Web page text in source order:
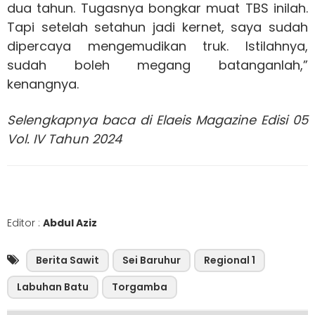
dua tahun. Tugasnya bongkar muat TBS inilah.
Tapi setelah setahun jadi kernet, saya sudah
dipercaya mengemudikan truk. Istilahnya,
sudah boleh megang batanganlah,”
kenangnya.
Selengkapnya baca di Elaeis Magazine Edisi 05
Vol. IV Tahun 2024
Editor : Abdul Aziz
Berita Sawit Sei Baruhur
Regional 1
Labuhan Batu
Torgamba